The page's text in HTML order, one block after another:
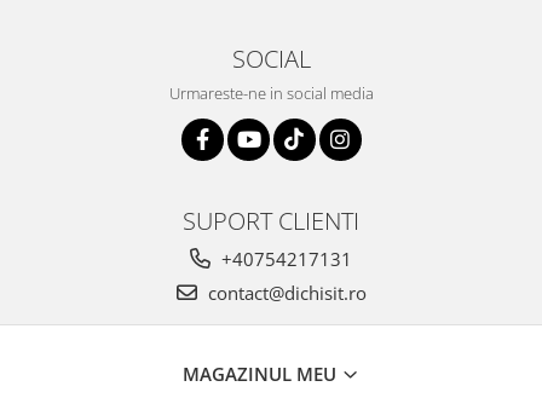
SOCIAL
Urmareste-ne in social media
SUPORT CLIENTI
+40754217131
contact@dichisit.ro
MAGAZINUL MEU